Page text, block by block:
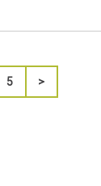
5 >